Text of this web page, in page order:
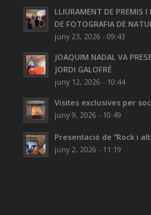
LLIURAMENT DE PREMIS I
DE FOTOGRAFIA DE
juny 23, 2026 - 09:43
JOAQUIM NADAL VA
JORDI GALOFRÉ
juny 12, 2026 - 10:44
Visites exclusives per
juny 9, 2026 - 10:49
Presentació de “Rock i
juny 2, 2026 - 11:19